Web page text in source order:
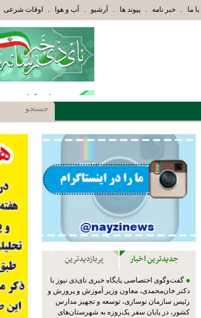
أَحْسَنَهُ أُوْلَئِكَ الَّذِينَ هَدَاهُمُ اللَّهُ وَأُوْلَئِكَ هُمْ أُوْلُوا ما . خبر نامه . پیوند ها . آرشیو . آب و هوا . اوقات شرعی
جدیدترین اخبار پربازدیدترین
گفت‌وگوی اختصاصی پایگاه خبری نای‌ذی نیوز با
دکتر خان‌محمدی، معاون وزیر آموزش و پرورش و
رئیس سازمان نوسازی، توسعه و تجهیز مدارس
کشور، در پایان سفر یک‌روزه به شهرستان‌های